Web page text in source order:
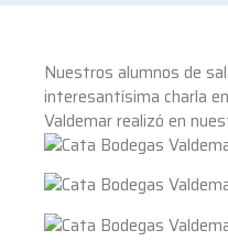
Nuestros alumnos de
interesantísima charla
Valdemar realizó en